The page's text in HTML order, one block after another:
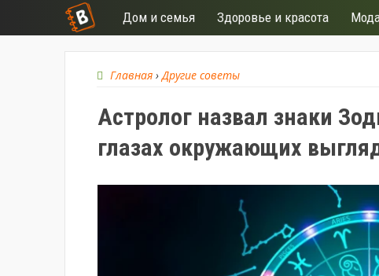
Дом и семья Здоровье и красота
Главная ›Другие советы
Астролог назвал знаки
глазах окружающих